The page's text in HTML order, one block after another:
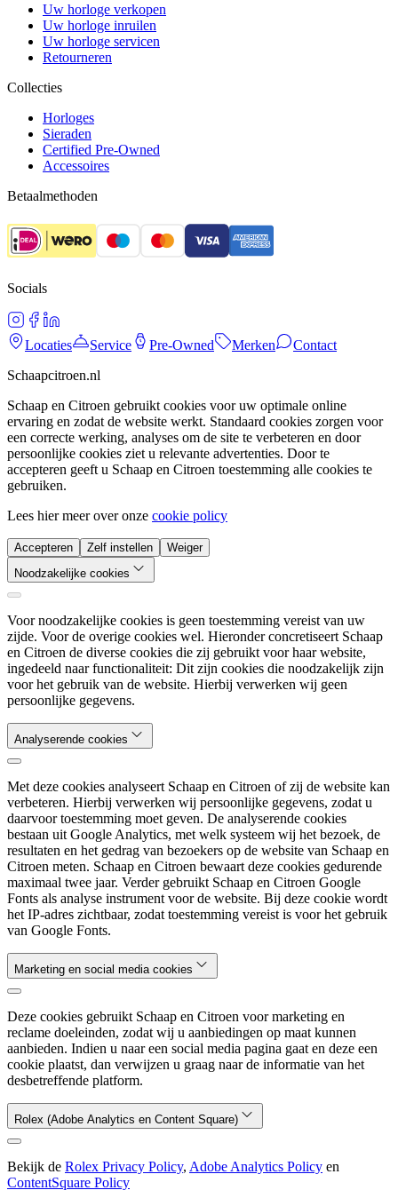
Uw horloge verkopen
Uw horloge inruilen
Uw horloge servicen
Retourneren
Collecties
Horloges
Sieraden
Certified Pre-Owned
Accessoires
Betaalmethoden
Socials
Locaties Service Pre-Owned Merken
Contact
Schaapcitroen.nl
Schaap en Citroen gebruikt cookies voor uw optimale online
ervaring en zodat de website werkt. Standaard cookies zorgen voor
een correcte werking, analyses om de site te verbeteren en door
persoonlijke cookies ziet u relevante advertenties. Door te
accepteren geeft u Schaap en Citroen toestemming alle cookies te
gebruiken.
Lees hier meer over onze cookie policy
Accepteren Zelf instellen
Weiger
Noodzakelijke cookies
Voor noodzakelijke cookies is geen toestemming vereist van uw
zijde. Voor de overige cookies wel. Hieronder concretiseert Schaap
en Citroen de diverse cookies die zij gebruikt voor haar website,
ingedeeld naar functionaliteit: Dit zijn cookies die noodzakelijk zijn
voor het gebruik van de website. Hierbij verwerken wij geen
persoonlijke gegevens.
Analyserende cookies
Met deze cookies analyseert Schaap en Citroen of zij de website kan
verbeteren. Hierbij verwerken wij persoonlijke gegevens, zodat u
daarvoor toestemming moet geven. De analyserende cookies
bestaan uit Google Analytics, met welk systeem wij het bezoek, de
resultaten en het gedrag van bezoekers op de website van Schaap en
Citroen meten. Schaap en Citroen bewaart deze cookies gedurende
maximaal twee jaar. Verder gebruikt Schaap en Citroen Google
Fonts als analyse instrument voor de website. Bij deze cookie wordt
het IP-adres zichtbaar, zodat toestemming vereist is voor het gebruik
van Google Fonts.
Marketing en social media cookies
Deze cookies gebruikt Schaap en Citroen voor marketing en
reclame doeleinden, zodat wij u aanbiedingen op maat kunnen
aanbieden. Indien u naar een social media pagina gaat en deze een
cookie plaatst, dan verwijzen u graag naar de informatie van het
desbetreffende platform.
Rolex (Adobe Analytics en Content Square)
Bekijk de Rolex Privacy Policy, Adobe Analytics Policy en
ContentSquare Policy